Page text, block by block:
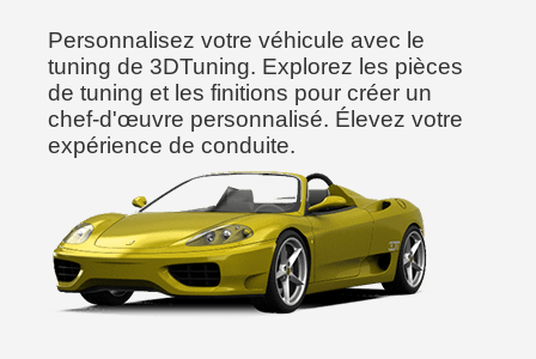
Personnalisez votre véhicule avec le
tuning de 3DTuning. Explorez les pièces
de tuning et les finitions pour créer un
chef-d'œuvre personnalisé. Élevez votre
expérience de conduite.